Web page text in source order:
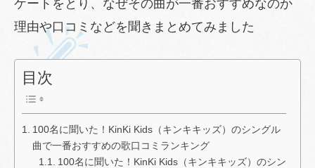
ケートをとり、なぜその曲が一番おすすめなのか
理由や口コミなどを聞きまとめてみました
目次
100名に聞いた！KinKi Kids（キンキキッズ）のシングル
曲で一番おすすめの歌口コミランキング
100名に聞いた！KinKi Kids（キンキキッズ）のシン